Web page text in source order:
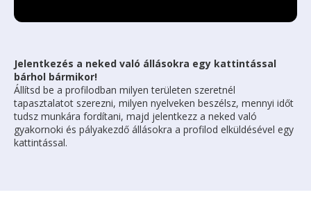
Jelentkezés a neked való állásokra egy kattintással
bárhol bármikor!
Állítsd be a profilodban milyen területen szeretnél
tapasztalatot szerezni, milyen nyelveken beszélsz, mennyi időt
tudsz munkára fordítani, majd jelentkezz a neked való
gyakornoki és pályakezdő állásokra a profilod elküldésével egy
kattintással.